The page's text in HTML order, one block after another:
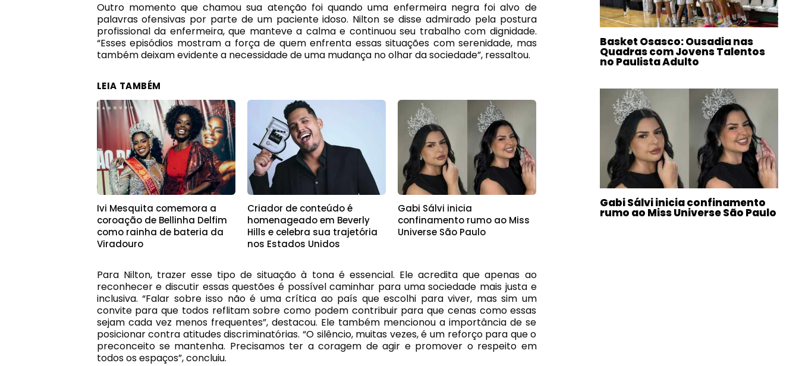
Outro momento que chamou sua atenção foi quando uma enfermeira negra foi alvo de
palavras ofensivas por parte de um paciente idoso. Nilton se disse admirado pela postura
profissional da enfermeira, que manteve a calma e continuou seu trabalho com dignidade.
“Esses episódios mostram a força de quem enfrenta essas situações com serenidade, mas
também deixam evidente a necessidade de uma mudança no olhar da sociedade”, ressaltou.
LEIA TAMBÉM
Ivi Mesquita comemora a
coroação de Bellinha Delfim
como rainha de bateria da
Viradouro
Criador de conteúdo é
homenageado em Beverly
Hills e celebra sua trajetória
nos Estados Unidos
Gabi Sálvi inicia
confinamento rumo ao Miss
Universe São Paulo
Para Nilton, trazer esse tipo de situação à tona é essencial. Ele acredita que apenas ao
reconhecer e discutir essas questões é possível caminhar para uma sociedade mais justa e
inclusiva. “Falar sobre isso não é uma crítica ao país que escolhi para viver, mas sim um
convite para que todos reflitam sobre como podem contribuir para que cenas como essas
sejam cada vez menos frequentes”, destacou. Ele também mencionou a importância de se
posicionar contra atitudes discriminatórias. “O silêncio, muitas vezes, é um reforço para que o
preconceito se mantenha. Precisamos ter a coragem de agir e promover o respeito em
todos os espaços”, concluiu.
Basket Osasco: Ousadia nas
Quadras com Jovens Talentos
no Paulista Adulto
Gabi Sálvi inicia confinamento
rumo ao Miss Universe São Paulo